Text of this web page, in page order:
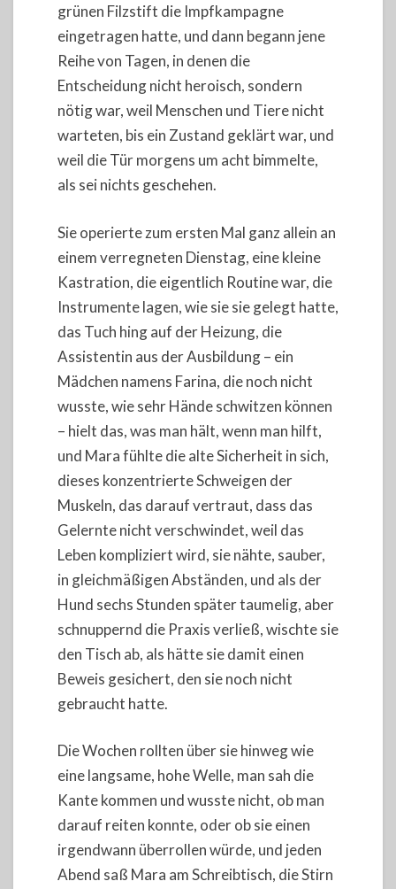
grünen Filzstift die Impfkampagne
eingetragen hatte, und dann begann jene
Reihe von Tagen, in denen die
Entscheidung nicht heroisch, sondern
nötig war, weil Menschen und Tiere nicht
warteten, bis ein Zustand geklärt war, und
weil die Tür morgens um acht bimmelte,
als sei nichts geschehen.
Sie operierte zum ersten Mal ganz allein an
einem verregneten Dienstag, eine kleine
Kastration, die eigentlich Routine war, die
Instrumente lagen, wie sie sie gelegt hatte,
das Tuch hing auf der Heizung, die
Assistentin aus der Ausbildung – ein
Mädchen namens Farina, die noch nicht
wusste, wie sehr Hände schwitzen können
– hielt das, was man hält, wenn man hilft,
und Mara fühlte die alte Sicherheit in sich,
dieses konzentrierte Schweigen der
Muskeln, das darauf vertraut, dass das
Gelernte nicht verschwindet, weil das
Leben kompliziert wird, sie nähte, sauber,
in gleichmäßigen Abständen, und als der
Hund sechs Stunden später taumelig, aber
schnuppernd die Praxis verließ, wischte sie
den Tisch ab, als hätte sie damit einen
Beweis gesichert, den sie noch nicht
gebraucht hatte.
Die Wochen rollten über sie hinweg wie
eine langsame, hohe Welle, man sah die
Kante kommen und wusste nicht, ob man
darauf reiten konnte, oder ob sie einen
irgendwann überrollen würde, und jeden
Abend saß Mara am Schreibtisch, die Stirn